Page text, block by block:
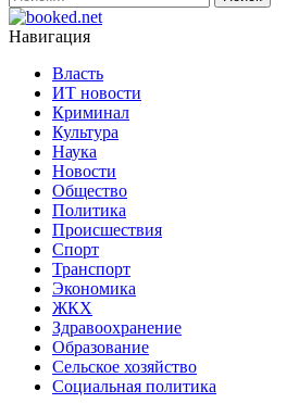
Навигация
Власть
ИТ новости
Криминал
Культура
Наука
Новости
Общество
Политика
Происшествия
Спорт
Транспорт
Экономика
ЖКХ
Здравоохранение
Образование
Сельское хозяйство
Социальная политика